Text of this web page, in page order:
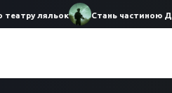
ляльок Стань частиною